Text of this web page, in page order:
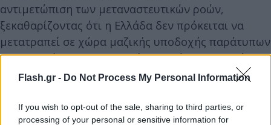
Flash.gr - Do Not Process My Personal Information
If you wish to opt-out of the sale, sharing to third parties, or
processing of your personal or sensitive information for
αντιμετώπιση των μεταναστευτικών ροών,
ξεκαθαρίζοντας ότι η Ελλάδα δεν πρόκειται να
μετατραπεί σε χώρα μαζικής υποδοχής παράτυπων
μεταναστών. «Αν χρειαστεί, θα υπάρξει μεγαλύτερη
αυστηρότητα στα ζητήματα αυτά», δήλωσε
του Μαρτίου του 2020».